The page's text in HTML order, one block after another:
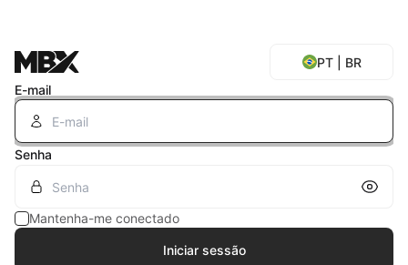
Inscreva-se
Início em 30/07/2026
PT | BR
E-mail
Senha
Mostrar senha
Mantenha-me conectado
Iniciar sessão